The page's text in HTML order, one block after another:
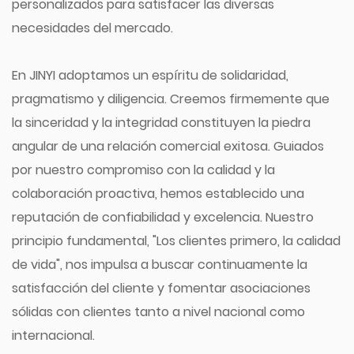
personalizados para satisfacer las diversas
necesidades del mercado.
En JINYI adoptamos un espíritu de solidaridad,
pragmatismo y diligencia. Creemos firmemente que
la sinceridad y la integridad constituyen la piedra
angular de una relación comercial exitosa. Guiados
por nuestro compromiso con la calidad y la
colaboración proactiva, hemos establecido una
reputación de confiabilidad y excelencia. Nuestro
principio fundamental, "Los clientes primero, la calidad
de vida", nos impulsa a buscar continuamente la
satisfacción del cliente y fomentar asociaciones
sólidas con clientes tanto a nivel nacional como
internacional.